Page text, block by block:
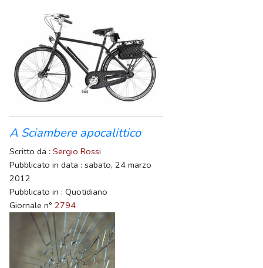
A Sciambere apocalittico
Scritto da : Sergio Rossi
Pubblicato in data : sabato, 24 marzo
2012
Pubblicato in : Quotidiano
Giornale n° 2794